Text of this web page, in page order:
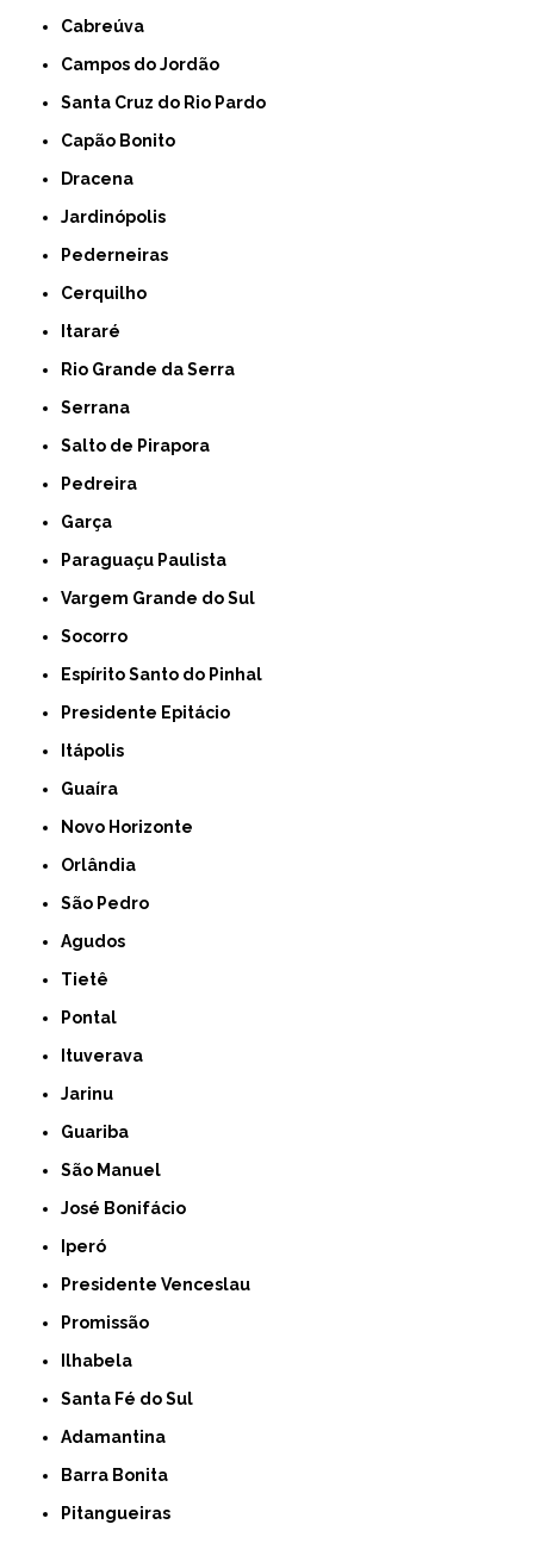
Cabreúva
Campos do Jordão
Santa Cruz do Rio Pardo
Capão Bonito
Dracena
Jardinópolis
Pederneiras
Cerquilho
Itararé
Rio Grande da Serra
Serrana
Salto de Pirapora
Pedreira
Garça
Paraguaçu Paulista
Vargem Grande do Sul
Socorro
Espírito Santo do Pinhal
Presidente Epitácio
Itápolis
Guaíra
Novo Horizonte
Orlândia
São Pedro
Agudos
Tietê
Pontal
Ituverava
Jarinu
Guariba
São Manuel
José Bonifácio
Iperó
Presidente Venceslau
Promissão
Ilhabela
Santa Fé do Sul
Adamantina
Barra Bonita
Pitangueiras